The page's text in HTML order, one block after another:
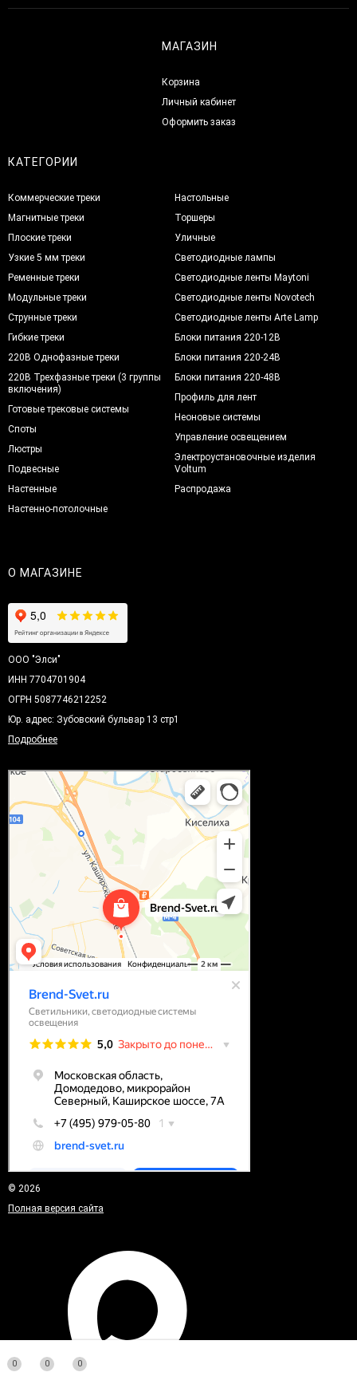
МАГАЗИН
Корзина
Личный кабинет
Оформить заказ
КАТЕГОРИИ
Коммерческие треки
Магнитные треки
Плоские треки
Узкие 5 мм треки
Ременные треки
Модульные треки
Струнные треки
Гибкие треки
220В Однофазные треки
220В Трехфазные треки (3 группы
включения)
Готовые трековые системы
Споты
Люстры
Подвесные
Настенные
Настенно-потолочные
Настольные
Торшеры
Уличные
Светодиодные лампы
Светодиодные ленты Maytoni
Светодиодные ленты Novotech
Светодиодные ленты Arte Lamp
Блоки питания 220-12В
Блоки питания 220-24В
Блоки питания 220-48В
Профиль для лент
Неоновые системы
Управление освещением
Электроустановочные изделия
Voltum
Распродажа
О МАГАЗИНЕ
ООО "Элси"
ИНН 7704701904
ОГРН 5087746212252
Юр. адрес: Зубовский бульвар 13 стр1
Подробнее
© 2026
Полная версия сайта
0 0 0